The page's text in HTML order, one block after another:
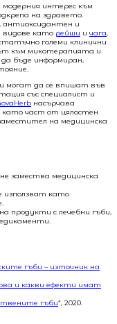
интерес към
на здравето.
антиоксидантен и
видове като рейши и чага,
големи клинични
към микотерапията и
бъде информиран,
могат да се впишат във
със специалист и
насърчава
като част от цялостен
на медицинска
замества медицинска
използват като
продукти с лечебни гъби,
гъби – източник на
и какви ефекти имат
гъби“, 2020.